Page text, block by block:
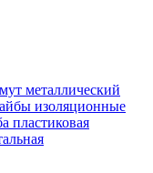
металлический
изоляционные
пластиковая